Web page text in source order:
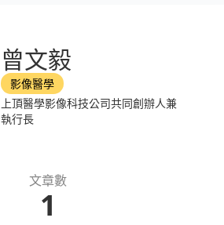
曾文毅
影像醫學
上頂醫學影像科技公司共同創辦人兼
執行長
文章數
1